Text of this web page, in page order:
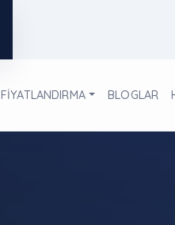
FİYATLANDIRMA BLOGLAR